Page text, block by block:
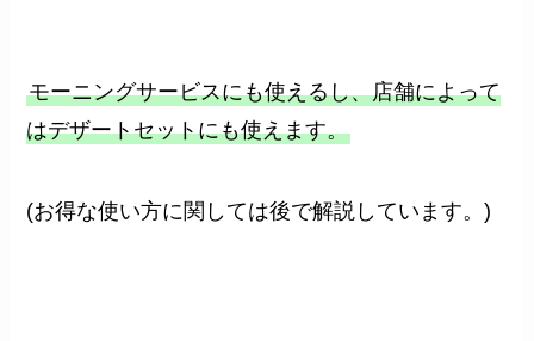
モーニングサービスにも使えるし、店舗によって
はデザートセットにも使えます。
(お得な使い方に関しては後で解説しています。)